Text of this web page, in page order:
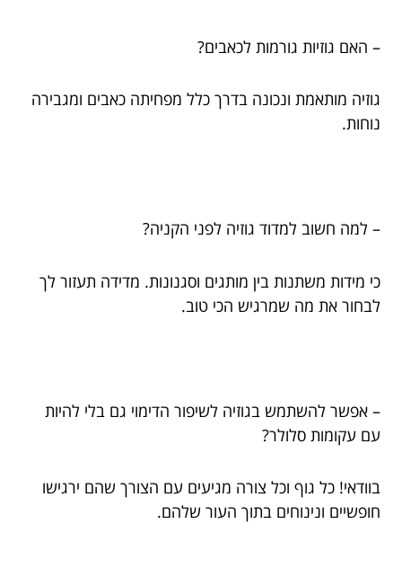
– האם גוזיות גורמות לכאבים?
גוזיה מותאמת ונכונה בדרך כלל מפחיתה כאבים ומגבירה
נוחות.
– למה חשוב למדוד גוזיה לפני הקניה?
כי מידות משתנות בין מותגים וסגנונות. מדידה תעזור לך
לבחור את מה שמרגיש הכי טוב.
– אפשר להשתמש בגוזיה לשיפור הדימוי גם בלי להיות
עם עקומות סלולר?
בוודאי! כל גוף וכל צורה מגיעים עם הצורך שהם ירגישו
חופשיים ונינוחים בתוך העור שלהם.